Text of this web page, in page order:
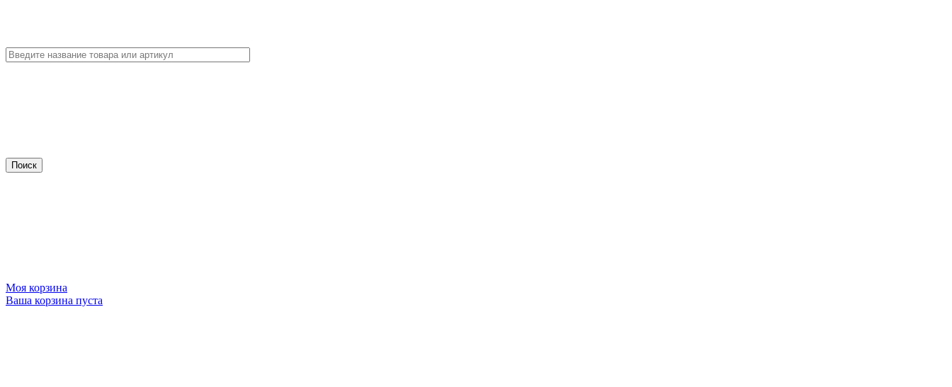
Моя корзина
Ваша корзина пуста